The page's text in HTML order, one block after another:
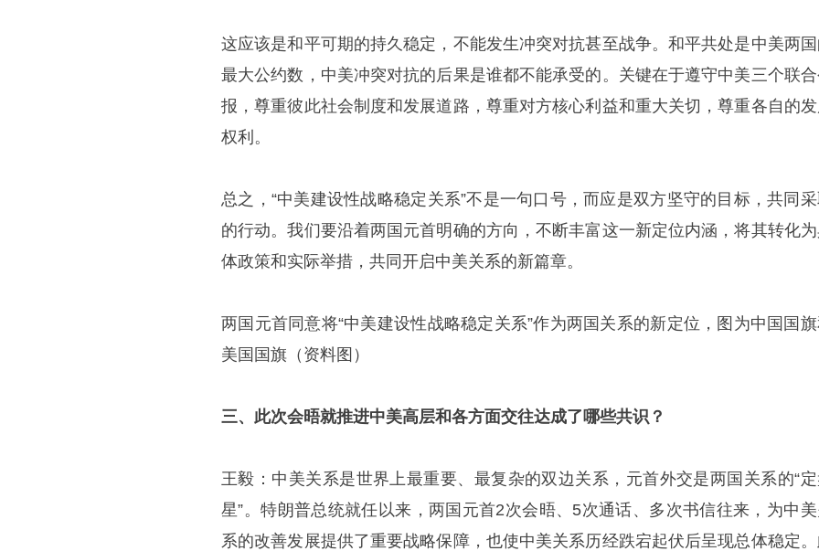
这应该是和平可期的持久稳定，不能发生冲突对抗甚至战争。和平共处是中美两
最大公约数，中美冲突对抗的后果是谁都不能承受的。关键在于遵守中美三个联
报，尊重彼此社会制度和发展道路，尊重对方核心利益和重大关切，尊重各自的
权利。
总之，“中美建设性战略稳定关系”不是一句口号，而应是双方坚守的目标，共同采
的行动。我们要沿着两国元首明确的方向，不断丰富这一新定位内涵，将其转化
体政策和实际举措，共同开启中美关系的新篇章。
两国元首同意将“中美建设性战略稳定关系”作为两国关系的新定位，图为中国国旗
美国国旗（资料图）
三、此次会晤就推进中美高层和各方面交往达成了哪些共识？
王毅：中美关系是世界上最重要、最复杂的双边关系，元首外交是两国关系的“
星”。特朗普总统就任以来，两国元首2次会晤、5次通话、多次书信往来，为中
系的改善发展提供了重要战略保障，也使中美关系历经跌宕起伏后呈现总体稳定